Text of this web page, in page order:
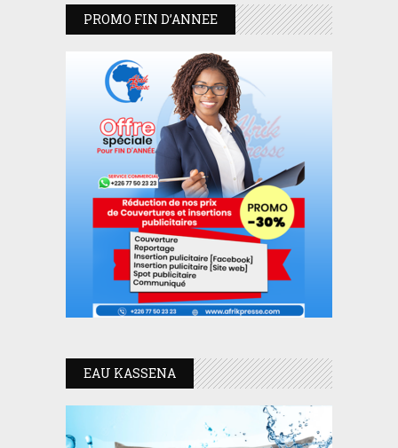
PROMO FIN D’ANNEE
EAU KASSENA